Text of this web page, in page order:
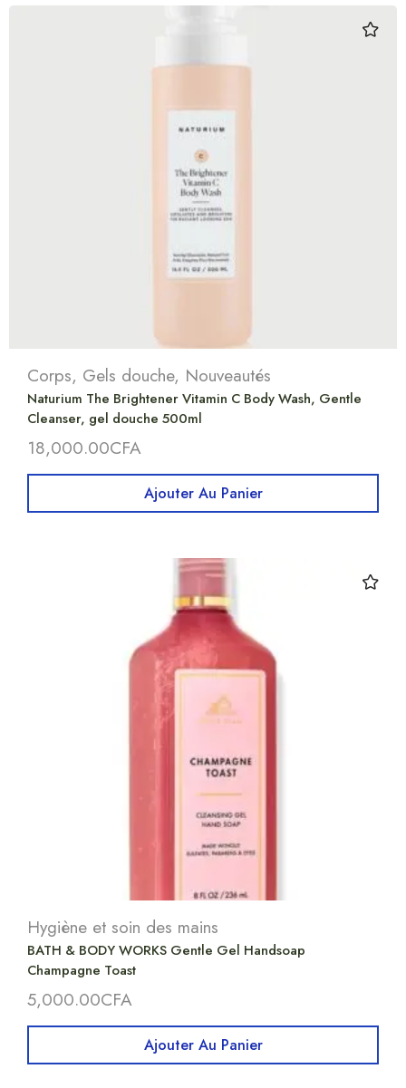
Corps, Gels douche, Nouveautés
Naturium The Brightener Vitamin C Body Wash, Gentle
Cleanser, gel douche 500ml
18,000.00CFA
Ajouter Au Panier
Hygiène et soin des mains
BATH & BODY WORKS Gentle Gel Handsoap
Champagne Toast
5,000.00CFA
Ajouter Au Panier